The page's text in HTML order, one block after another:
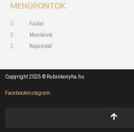
MENÜPONTOK
Főolal
Munkáink
Kapcsolat
Copyright 2025 © Rubinkonyha.hu
FacebookInstagram